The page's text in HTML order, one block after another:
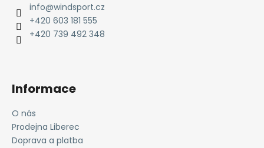
info@windsport.cz
+420 603 181 555
+420 739 492 348
Informace
O nás
Prodejna Liberec
Doprava a platba